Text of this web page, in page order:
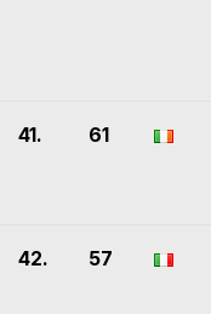
41. 61
42. 57